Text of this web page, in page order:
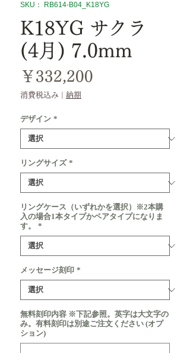
SKU： RB614-B04_K18YG
K18YG サクラ
(4月) 7.0mm
￥332,200
消費税込み 納期
デザイン *
リングサイズ *
リングケース（いずれかを選択）※2本購
入の場合1本タイプかペアタイプになりま
す。
*
メッセージ刻印 *
無料刻印内容 ※下記参照。英字は大文字の
み。有料刻印は別途ご注文ください (オプ
ション)